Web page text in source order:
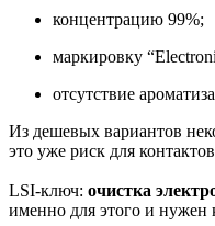
концентрацию 99%;
маркировку
отсутствие
Из дешевых вариантов
это уже риск для
LSI-ключ: очистка
именно для этого и нужен